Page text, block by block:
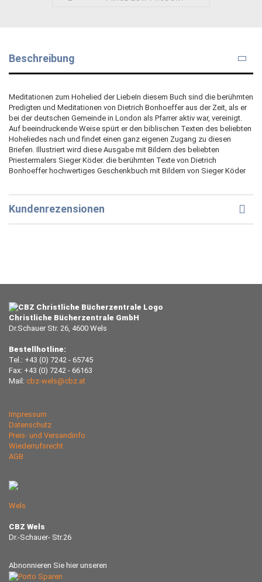
Beschreibung
Meditationen zum Hohelied der LiebeIn diesem Buch sind die berühmten
Predigten und Meditationen von Dietrich Bonhoeffer aus der Zeit, als er
bei der deutschen Gemeinde in London als Pfarrer aktiv war, vereinigt.
Auf beeindruckende Weise spürt er den biblischen Texten des beliebten
Hoheliedes nach und findet einen ganz eigenen Zugang zu diesen
Briefen. Illustriert wird diese Ausgabe mit Bildern des beliebten
Priestermalers Sieger Köder. die berühmten Texte von Dietrich
Bonhoeffer hochwertiges Geschenkbuch mit Bildern von Sieger Köder
Kundenrezensionen
Christliche Bücherzentrale GmbH
Dr.Schauer Str. 26, 4600 Wels
Bestellhotline:
Tel.: +43 (0) 7242 - 65745
Fax: +43 (0) 7242 - 66163
Mail: cbz-wels@cbz.at
Impressum
Datenschutz
Preis- und Versandinfo
Wiederrufsrecht
AGB
Wels
CBZ Wels
Dr.-Schauer- Str.26
Abnonnieren Sie hier unseren